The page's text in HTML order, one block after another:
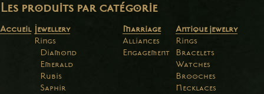
Les produits par catégorie
Accueil Jewellery
Rings
Diamond
Emerald
Rubis
Saphir
Marriage
Alliances
Engagement
Antique jewelry
Rings
Bracelets
Watches
Brooches
Necklaces